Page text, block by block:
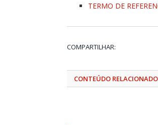
TERMO DE
COMPARTILHAR:
CONTEÚDO RELACIONADO